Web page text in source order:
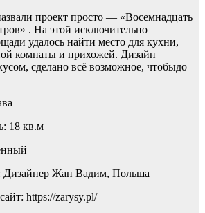
проект просто — «Восемнадцать
. На этой исключительно
удалось найти место для кухни,
комнаты и прихожей. Дизайн
сделано всё возможное, чтобыдо
18 кв.м
Дизайнер Жан Вадим, Польша
https://zarysy.pl/